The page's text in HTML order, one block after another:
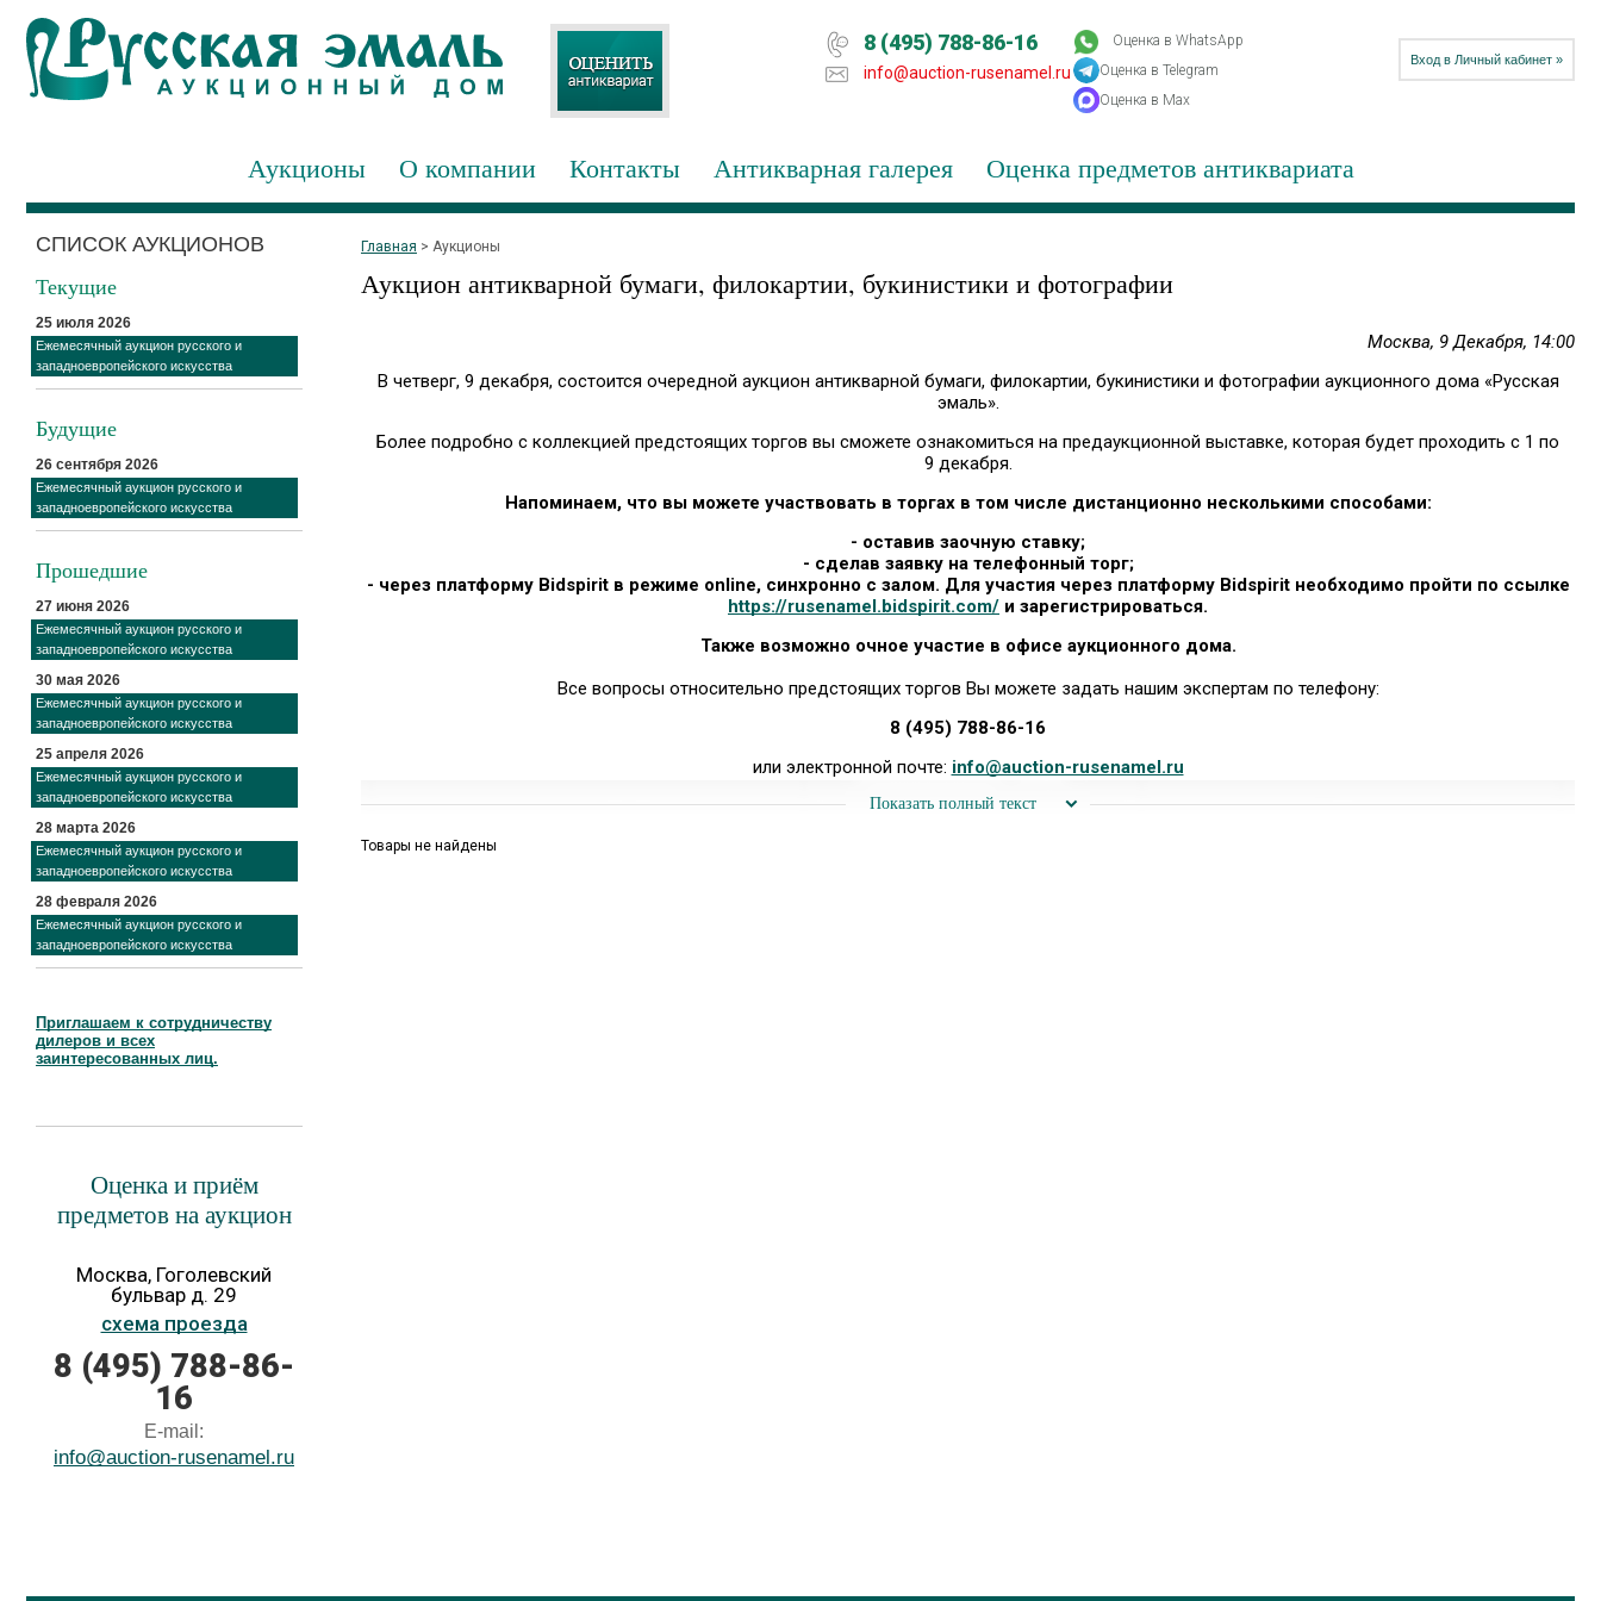
8 (495) 788-86-16
info@auction-rusenamel.ru
Оценка в WhatsApp
Оценка в Telegram
Оценка в Max
Вход в Личный кабинет »
Аукционы О компании Контакты Антикварная галерея Оценка предметов антиквариата
СПИСОК АУКЦИОНОВ
Текущие
25 июля 2026
Ежемесячный аукцион русского и
западноевропейского искусства
Будущие
26 сентября 2026
Ежемесячный аукцион русского и
западноевропейского искусства
Прошедшие
27 июня 2026
Ежемесячный аукцион русского и
западноевропейского искусства
30 мая 2026
Ежемесячный аукцион русского и
западноевропейского искусства
25 апреля 2026
Ежемесячный аукцион русского и
западноевропейского искусства
28 марта 2026
Ежемесячный аукцион русского и
западноевропейского искусства
28 февраля 2026
Ежемесячный аукцион русского и
западноевропейского искусства
Приглашаем к сотрудничеству
дилеров и всех
заинтересованных лиц.
Оценка и приём
предметов на аукцион
Москва, Гоголевский
бульвар д. 29
схема проезда
8 (495) 788-86-
16
E-mail:
info@auction-rusenamel.ru
Главная > Аукционы
Аукцион антикварной бумаги, филокартии, букинистики и фотографии
Москва, 9 Декабря, 14:00
В четверг, 9 декабря, состоится очередной аукцион антикварной бумаги, филокартии, букинистики и фотографии аукционного дома «Русская
эмаль».
Более подробно с коллекцией предстоящих торгов вы сможете ознакомиться на предаукционной выставке, которая будет проходить с 1 по
9 декабря.
Напоминаем, что вы можете участвовать в торгах в том числе дистанционно несколькими способами:
- оставив заочную ставку;
- сделав заявку на телефонный торг;
- через платформу Bidspirit в режиме online, синхронно с залом. Для участия через платформу Bidspirit необходимо пройти по ссылке
https://rusenamel.bidspirit.com/ и зарегистрироваться.
Также возможно очное участие в офисе аукционного дома.
Все вопросы относительно предстоящих торгов Вы можете задать нашим экспертам по телефону:
8 (495) 788-86-16
или электронной почте: info@auction-rusenamel.ru
Показать полный текст
Товары не найдены